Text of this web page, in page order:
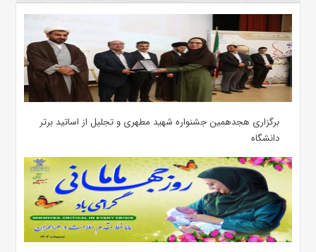
برگزاری هجدهمین جشنواره شهید مطهری و تجلیل از اساتید برتر
دانشگاه